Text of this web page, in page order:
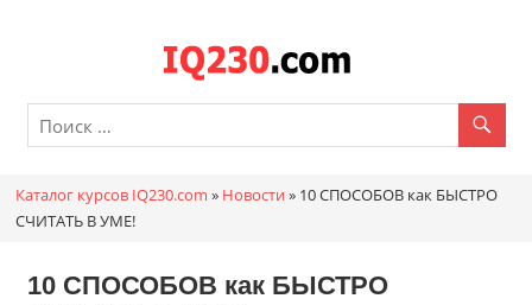
онлайн
Каталог курсов IQ230.com » Новости » 10 СПОСОБОВ как БЫСТРО
СЧИТАТЬ В УМЕ!
10 СПОСОБОВ как БЫСТРО